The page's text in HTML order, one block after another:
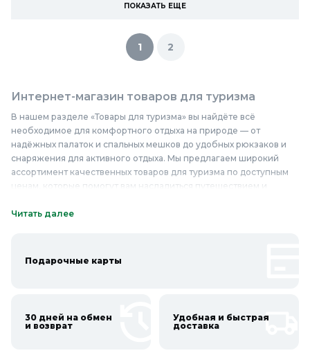
ПОКАЗАТЬ ЕЩЕ
1 2
Интернет-магазин товаров для туризма
В нашем разделе «Товары для туризма» вы найдёте всё
необходимое для комфортного отдыха на природе — от
надёжных палаток и спальных мешков до удобных рюкзаков и
снаряжения для активного отдыха. Мы предлагаем широкий
ассортимент качественных товаров для туризма по доступным
ценам, которые помогут вам насладиться путешествием и
палатки из прочных материалов, спальные мешки с отличными
аксессуары. Наши товары для туризма отличаются высоким
покупайте в Колорлон!
Читать далее
Подарочные карты
30 дней на обмен
и возврат
Удобная и быстрая
доставка